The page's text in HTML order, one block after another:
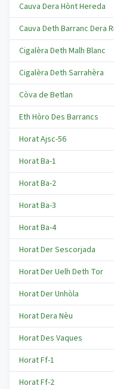
Cauva Dera Hònt Hereda
Cauva Deth Barranc Dera
Cigalèra Deth Malh Blanc
Cigalèra Deth Sarrahèra
Còva de Betlan
Eth Hòro Des Barrancs
Horat Ajsc-56
Horat Ba-1
Horat Ba-2
Horat Ba-3
Horat Ba-4
Horat Der Sescorjada
Horat Der Uelh Deth Tor
Horat Der Unhòla
Horat Dera Nèu
Horat Des Vaques
Horat Ff-1
Horat Ff-2